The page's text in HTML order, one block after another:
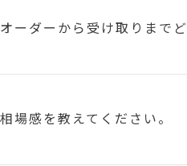
ーダーから受け取りまで
場感を教えてください。